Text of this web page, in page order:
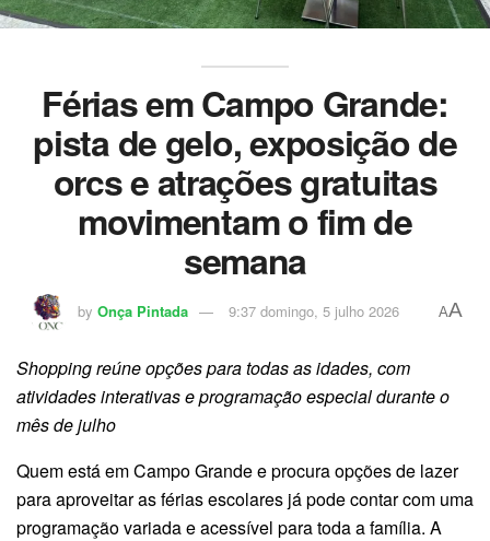
Férias em Campo Grande:
pista de gelo, exposição de
orcs e atrações gratuitas
movimentam o fim de
semana
by Onça Pintada 9:37 domingo, 5 julho 2026 AA
Shopping reúne opções para todas as idades, com
atividades interativas e programação especial durante o
mês de julho
Quem está em Campo Grande e procura opções de lazer
para aproveitar as férias escolares já pode contar com uma
programação variada e acessível para toda a família. A